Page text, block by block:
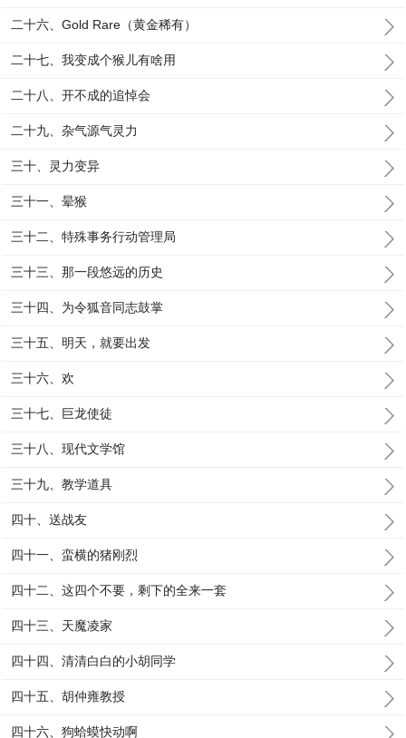
二十六、Gold Rare（黄金稀有）
二十七、我变成个猴儿有啥用
二十八、开不成的追悼会
二十九、杂气源气灵力
三十、灵力变异
三十一、晕猴
三十二、特殊事务行动管理局
三十三、那一段悠远的历史
三十四、为令狐音同志鼓掌
三十五、明天，就要出发
三十六、欢
三十七、巨龙使徒
三十八、现代文学馆
三十九、教学道具
四十、送战友
四十一、蛮横的猪刚烈
四十二、这四个不要，剩下的全来一套
四十三、天魔凌家
四十四、清清白白的小胡同学
四十五、胡仲雍教授
四十六、狗蛤蟆快动啊